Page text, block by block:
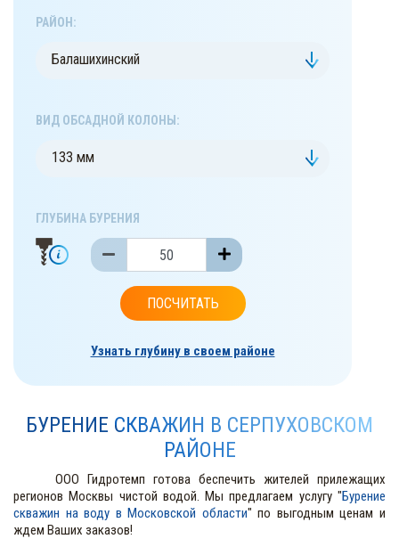
РАЙОН:
Балашихинский
ВИД ОБСАДНОЙ КОЛОНЫ:
133 мм
ГЛУБИНА БУРЕНИЯ
ПОСЧИТАТЬ
Узнать глубину в своем районе
БУРЕНИЕ СКВАЖИН В СЕРПУХОВСКОМ
РАЙОНЕ
ООО Гидротемп готова беспечить жителей прилежащих
регионов Москвы чистой водой. Мы предлагаем услугу "Бурение
скважин на воду в Московской области" по выгодным ценам и
ждем Ваших заказов!